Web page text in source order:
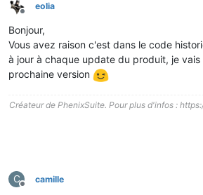
Hors-ligne
eolia
Bonjour,
Vous avez raison c'est dans le code
à jour à chaque update du produit, je
prochaine version
Créateur de PhenixSuite. Pour plus d'infos :
C
Hors-ligne
camille